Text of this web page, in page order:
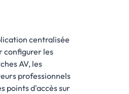
centralisée
configurer les
AV, les
professionnels
points d'accès sur